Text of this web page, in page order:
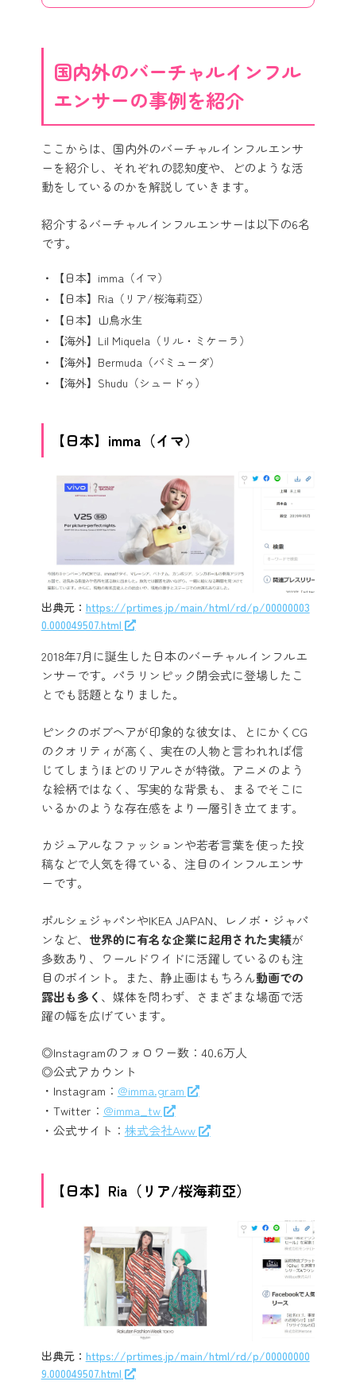
国内外のバーチャルインフル
エンサーの事例を紹介
ここからは、国内外のバーチャルインフルエンサ
ーを紹介し、それぞれの認知度や、どのような活
動をしているのかを解説していきます。
紹介するバーチャルインフルエンサーは以下の6名
です。
【日本】imma（イマ）
【日本】Ria（リア/桜海莉亞）
【日本】山鳥水生
【海外】Lil Miquela（リル・ミケーラ）
【海外】Bermuda（バミューダ）
【海外】Shudu（シュードゥ）
【日本】imma（イマ）
出典元： https://prtimes.jp/main/html/rd/p/00000003
0.000049507.html
2018年7月に誕生した日本のバーチャルインフルエ
ンサーです。パラリンピック閉会式に登場したこ
とでも話題となりました。
ピンクのボブヘアが印象的な彼女は、とにかくCG
のクオリティが高く、実在の人物と言われれば信
じてしまうほどのリアルさが特徴。アニメのよう
な絵柄ではなく、写実的な背景も、まるでそこに
いるかのような存在感をより一層引き立てます。
カジュアルなファッションや若者言葉を使った投
稿などで人気を得ている、注目のインフルエンサ
ーです。
ポルシェジャパンやIKEA JAPAN、レノボ・ジャパ
ンなど、 世界的に有名な企業に起用された実績が
多数あり、ワールドワイドに活躍しているのも注
目のポイント。また、静止画はもちろん動画での
露出も多く 、媒体を問わず、さまざまな場面で活
躍の幅を広げています。
◎Instagramのフォロワー数：40.6万人
◎公式アカウント
・Instagram： @imma.gram
・Twitter： @imma_tw
・公式サイト： 株式会社Aww
【日本】Ria（リア/桜海莉亞）
出典元： https://prtimes.jp/main/html/rd/p/00000000
9.000049507.html